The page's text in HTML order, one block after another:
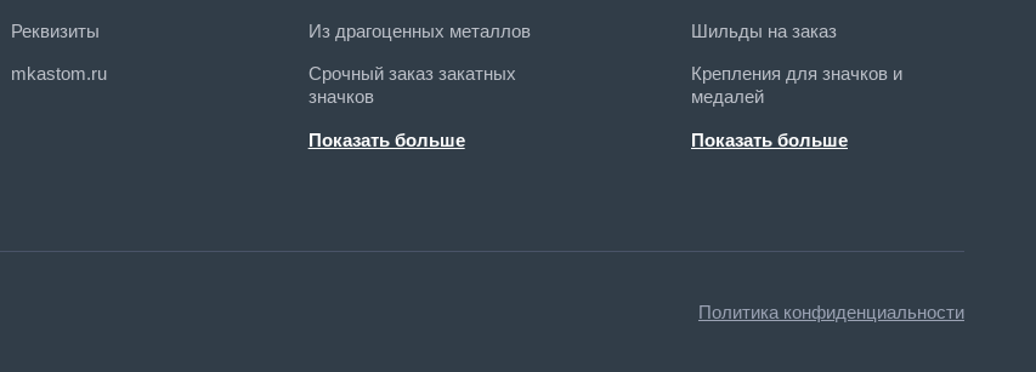
Реквизиты
mkastom.ru
Из драгоценных металлов
Срочный заказ закатных
значков
Подарки
Показать больше
Шильды на заказ
Крепления для значков и
медалей
Ордена на заказ
Запонки на заказ
Показать больше
Политика конфиденциальности